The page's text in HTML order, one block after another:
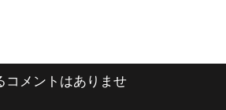
コメントはありませ